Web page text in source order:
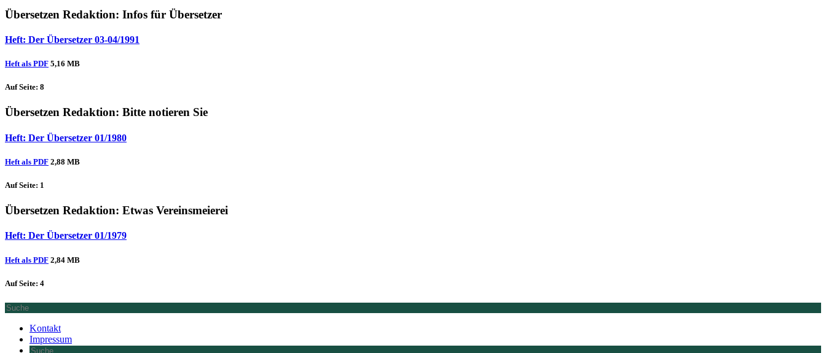
Übersetzen Redaktion: Infos für Übersetzer
Heft: Der Übersetzer 03-04/1991
Heft als PDF 5,16 MB
Auf Seite: 8
Übersetzen Redaktion: Bitte notieren Sie
Heft: Der Übersetzer 01/1980
Heft als PDF 2,88 MB
Auf Seite: 1
Übersetzen Redaktion: Etwas Vereinsmeierei
Heft: Der Übersetzer 01/1979
Heft als PDF 2,84 MB
Auf Seite: 4
Kontakt
Impressum